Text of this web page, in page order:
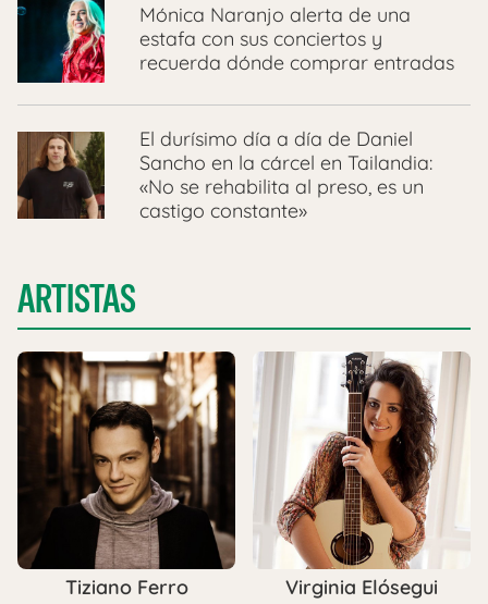
Mónica Naranjo alerta de una
estafa con sus conciertos y
recuerda dónde comprar entradas
El durísimo día a día de Daniel
Sancho en la cárcel en Tailandia:
«No se rehabilita al preso, es un
castigo constante»
ARTISTAS
Tiziano Ferro Virginia Elósegui